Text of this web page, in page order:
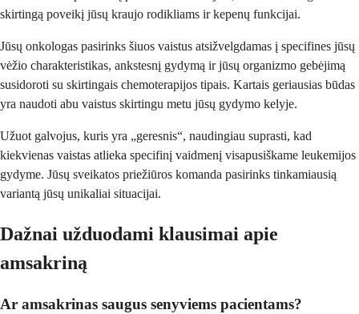
skirtingą poveikį jūsų kraujo rodikliams ir kepenų funkcijai.
Jūsų onkologas pasirinks šiuos vaistus atsižvelgdamas į specifines jūsų
vėžio charakteristikas, ankstesnį gydymą ir jūsų organizmo gebėjimą
susidoroti su skirtingais chemoterapijos tipais. Kartais geriausias būdas
yra naudoti abu vaistus skirtingu metu jūsų gydymo kelyje.
Užuot galvojus, kuris yra „geresnis“, naudingiau suprasti, kad
kiekvienas vaistas atlieka specifinį vaidmenį visapusiškame leukemijos
gydyme. Jūsų sveikatos priežiūros komanda pasirinks tinkamiausią
variantą jūsų unikaliai situacijai.
Dažnai užduodami klausimai apie
amsakriną
Ar amsakrinas saugus senyviems pacientams?